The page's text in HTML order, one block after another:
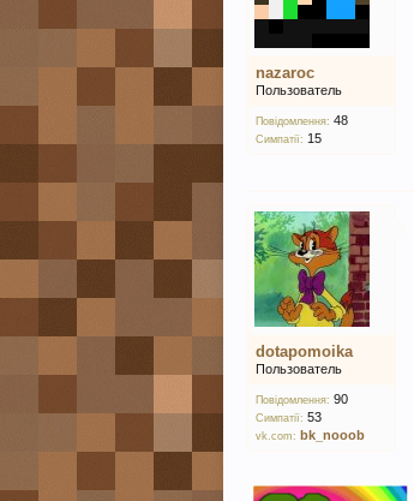
nazaroc
Пользователь
Повідомлення: 48
Симпатії: 15
dotapomoika
Пользователь
Повідомлення: 90
Симпатії: 53
vk.com: bk_nooob